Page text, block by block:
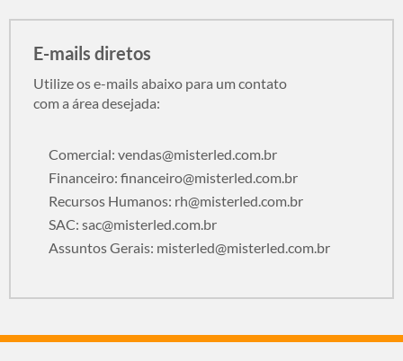
E-mails diretos
Utilize os e-mails abaixo para um contato
com a área desejada:
Comercial: vendas@misterled.com.br
Financeiro: financeiro@misterled.com.br
Recursos Humanos: rh@misterled.com.br
SAC: sac@misterled.com.br
Assuntos Gerais: misterled@misterled.com.br